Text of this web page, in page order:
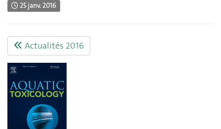
25 janv. 2016
Actualités 2016